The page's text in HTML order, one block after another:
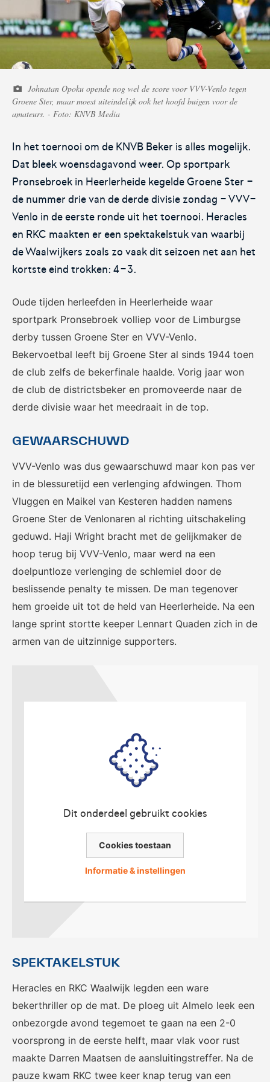
Hét platform voor
amateurvoetballend
Nederland.
Eurojackpot KNVB
Beker
Voor het laatste nieuws,
uitslagen en programma van
Eurojackpot Vrouwen
Eredivisie
Het officiële kanaal van de
Eredivisie met het laatste
nieuws, programma,
standen en alle
samenvattingen.
KNVB Expertise
De online assistent voor alle
jeugdtrainers van Nederland.
Voor de teams van morgen.
KNVB Shop
De officiële webshop van de
KNVB.
KNVB Ticketshop
Het officiële verkoopkanaal
voor de KNVB. Koop hier je
tickets voor Oranje en de
voor het EK Futsal 2022.
Dugout
de KNVB
bestuurders in het
Johnatan Opoku opende nog wel de score voor VVV-Venlo tegen
Groene Ster, maar moest uiteindelijk ook het hoofd buigen voor de
amateurs. - Foto: KNVB Media
In het toernooi om de KNVB Beker is alles mogelijk.
Dat bleek woensdagavond weer. Op sportpark
Pronsebroek in Heerlerheide kegelde Groene Ster -
de nummer drie van de derde divisie zondag - VVV-
Venlo in de eerste ronde uit het toernooi. Heracles
en RKC maakten er een spektakelstuk van waarbij
de Waalwijkers zoals zo vaak dit seizoen net aan het
kortste eind trokken: 4-3.
Oude tijden herleefden in Heerlerheide waar
sportpark Pronsebroek volliep voor de Limburgse
derby tussen Groene Ster en VVV-Venlo.
Bekervoetbal leeft bij Groene Ster al sinds 1944 toen
de club zelfs de bekerfinale haalde. Vorig jaar won
de club de districtsbeker en promoveerde naar de
derde divisie waar het meedraait in de top.
GEWAARSCHUWD
VVV-Venlo was dus gewaarschuwd maar kon pas ver
in de blessuretijd een verlenging afdwingen. Thom
Vluggen en Maikel van Kesteren hadden namens
Groene Ster de Venlonaren al richting uitschakeling
geduwd. Haji Wright bracht met de gelijkmaker de
hoop terug bij VVV-Venlo, maar werd na een
doelpuntloze verlenging de schlemiel door de
beslissende penalty te missen. De man tegenover
hem groeide uit tot de held van Heerlerheide. Na een
lange sprint stortte keeper Lennart Quaden zich in de
armen van de uitzinnige supporters.
Dit onderdeel gebruikt cookies
Cookies toestaan
Informatie & instellingen
SPEKTAKELSTUK
Heracles en RKC Waalwijk legden een ware
bekerthriller op de mat. De ploeg uit Almelo leek een
onbezorgde avond tegemoet te gaan na een 2-0
voorsprong in de eerste helft, maar vlak voor rust
maakte Darren Maatsen de aansluitingstreffer. Na de
pauze kwam RKC twee keer knap terug van een